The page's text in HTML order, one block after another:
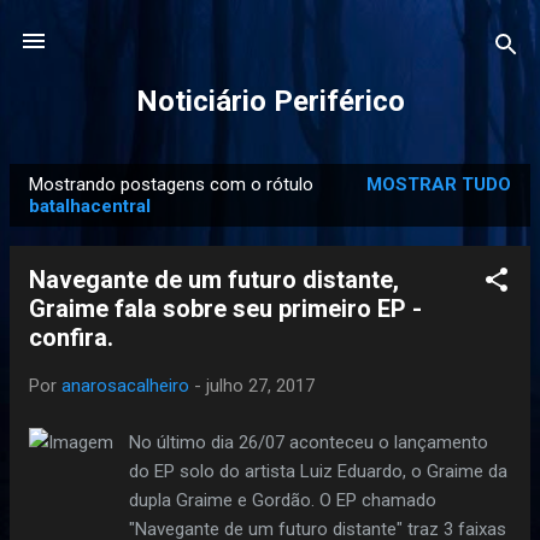
Noticiário Periférico
o
Mostrando postagens com o rótulo
batalhacentral
MOSTRAR TUDO
Navegante de um futuro distante,
Graime fala sobre seu primeiro EP -
confira.
Por anarosacalheiro - julho 27, 2017
No último dia 26/07 aconteceu o lançamento
do EP solo do artista Luiz Eduardo, o Graime da
dupla Graime e Gordão. O EP chamado
"Navegante de um futuro distante" traz 3 faixas